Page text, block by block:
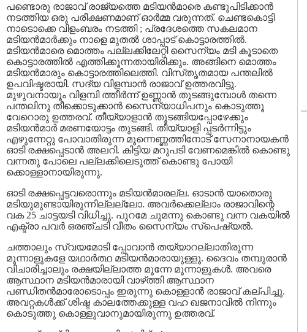
പണ്ടൊരു രാജാവ്‌ രാജ്യത്തെ മടിയന്‍മാരെ കണ്ടുപിടിക്കാന്‍
നടത്തിയ ഒരു പരീക്ഷണമാണ്‌ ഓര്‍മ്മ വരുന്നത്‌. ചെണ്ടകൊട്ടി
നാടൊക്കെ വിളംബരം നടത്തി ; പ്രദേശത്തെ സകലമാന
മടിയന്‍മാര്‍ക്കും നാളെ മുതല്‍ ശാപ്പാട്‌ കൊട്ടാരത്തില്‍.
മടിയന്‍മാരെ മൊത്തം പല്ലക്കിലേറ്റി സൈന്യം മടി കൂടാതെ
കൊട്ടാരത്തില്‍ എത്തിക്കൂന്നതായിരിക്കും. അങ്ങിനെ മൊത്തം
മടിയന്‍മാരും കൊട്ടാരത്തിലെത്തി. വിസ്‌തൃതമായ പന്തലില്‍
ഉപവിഷ്ടരായി. സദ്യ വിളമ്പാന്‍ രാജാവ്‌ ഉത്തരവിട്ടു.
മുഴുവനായൂം വിളമ്പി ത്തീര്‍ന്ന്‌ ഉണ്ണാന്‍ തുടങ്ങുമ്പോള്‍ തന്നെ
പന്തലിനു തീക്കൊടുക്കാന്‍ സൈന്യാധിപനും കൊടുത്തൂ
വേറൊരു ഉത്തരവ്‌. തീയ്യാളാന്‍ തൂടങ്ങിയപ്പോഴേക്കും
മടിയന്‍മാര്‍ മരണയോട്ടം തുടങ്ങി. തീയ്യാളി പ്പടര്‍ന്നിട്ടും
എഴുന്നേറ്റു പോവാതിരുന്ന മൂന്നെണ്ണത്തിനോട്‌ സേനാനായകന്‍
ഓടി രക്ഷപ്പെടാന്‍ അലറി. കിട്ടിയ മറുപടി വേണമെങ്കില്‍ കൊണ്ടു
വന്നതു പോലെ പല്ലക്കിലെടുത്ത്‌ കൊണ്ടു പോയി
ക്കൊള്ളാനായിരുന്നു.
ഓടി രക്ഷപ്പെട്ടവരൊന്നും മടിയന്‍മാരല്ല. ഓടാന്‍ യാതൊരു
മടിയുമുണ്ടായിരുന്നില്ലല്ലോ. അവര്‍ക്കെല്ലാം രാജാവിന്റെ
വക 25 ചാട്ടയടി വിധിച്ചു. പുറമേ ചുമന്നു കൊണ്ടു വന്ന വകയില്‍
എക്ട്രാ പവര്‍ ഒരഞ്ചടി വീതം സൈന്യം സ്‌പെഷ്യല്‍.
ചത്താലും സ്വയമോടി പ്പോവാന്‍ തയ്യാറല്ലാതിരുന്ന
മൂന്നാളുകളേ യഥാര്‍ത്ഥ മടിയന്‍മാരായുള്ളൂ. ദൈവം തമ്പുരാന്‍
വിചാരിച്ചാലും രക്ഷയില്ലാത്ത മൂന്നേ മൂന്നാളുകള്‍. അവരെ
ആസ്ഥാന മടിയന്‍മാരായി വാഴ്‌ത്തി ആസ്ഥാന
പണ്ഡിതന്‍മാരോടൊപ്പം ഇരുന്നു കൊള്ളാന്‍ രാജാവ്‌ കല്‌പിച്ചു.
അവറ്റകള്‍ക്ക്‌ ശിഷ്ട കാലത്തേക്കുള്ള വഹ ഖജനാവില്‍ നിന്നും
കൊടുത്തു കൊള്ളുവാനുമായിരുന്നു ഉത്തരവ്‌.